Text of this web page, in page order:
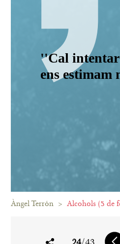
''Cal intentar
ens estimam
Àngel Terrón > Alcohols (5 de